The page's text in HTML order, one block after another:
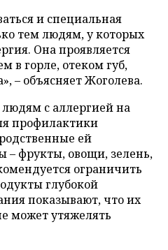
и специальная
тем людям, у которых
Она проявляется
в горле, отеком губ,
– объясняет Жоголева.
с аллергией на
профилактики
ей
– фрукты, овощи, зелень,
ограничить
глубокой
показывают, что их
может утяжелять